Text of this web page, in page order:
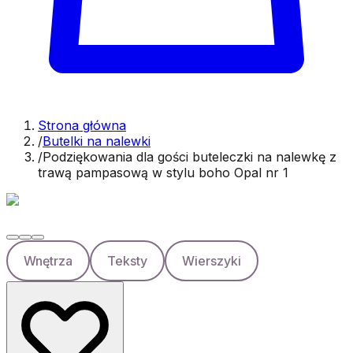
Strona główna
/Butelki na nalewki
/Podziękowania dla gości buteleczki na nalewkę z
trawą pampasową w stylu boho Opal nr 1
Wnętrza Teksty Wierszyki